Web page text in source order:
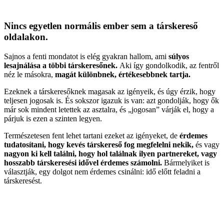
Nincs egyetlen normális ember sem a társkereső
oldalakon.
Sajnos a fenti mondatot is elég gyakran hallom, ami súlyos
lesajnálása a többi társkeresőnek. Aki így gondolkodik, az fentről
néz le másokra, magát különbnek, értékesebbnek tartja.
Ezeknek a társkeresőknek magasak az igényeik, és úgy érzik, hogy
teljesen jogosak is. És sokszor igazuk is van: azt gondolják, hogy ők
már sok mindent letettek az asztalra, és „jogosan” várják el, hogy a
párjuk is ezen a szinten legyen.
Természetesen fent lehet tartani ezeket az igényeket, de érdemes
tudatosítani, hogy kevés társkereső fog megfelelni nekik, és vagy
nagyon ki kell találni, hogy hol találnak ilyen partnereket, vagy
hosszabb társkeresési idővel érdemes számolni. Bármelyiket is
választják, egy dolgot nem érdemes csinálni: idő előtt feladni a
társkeresést.